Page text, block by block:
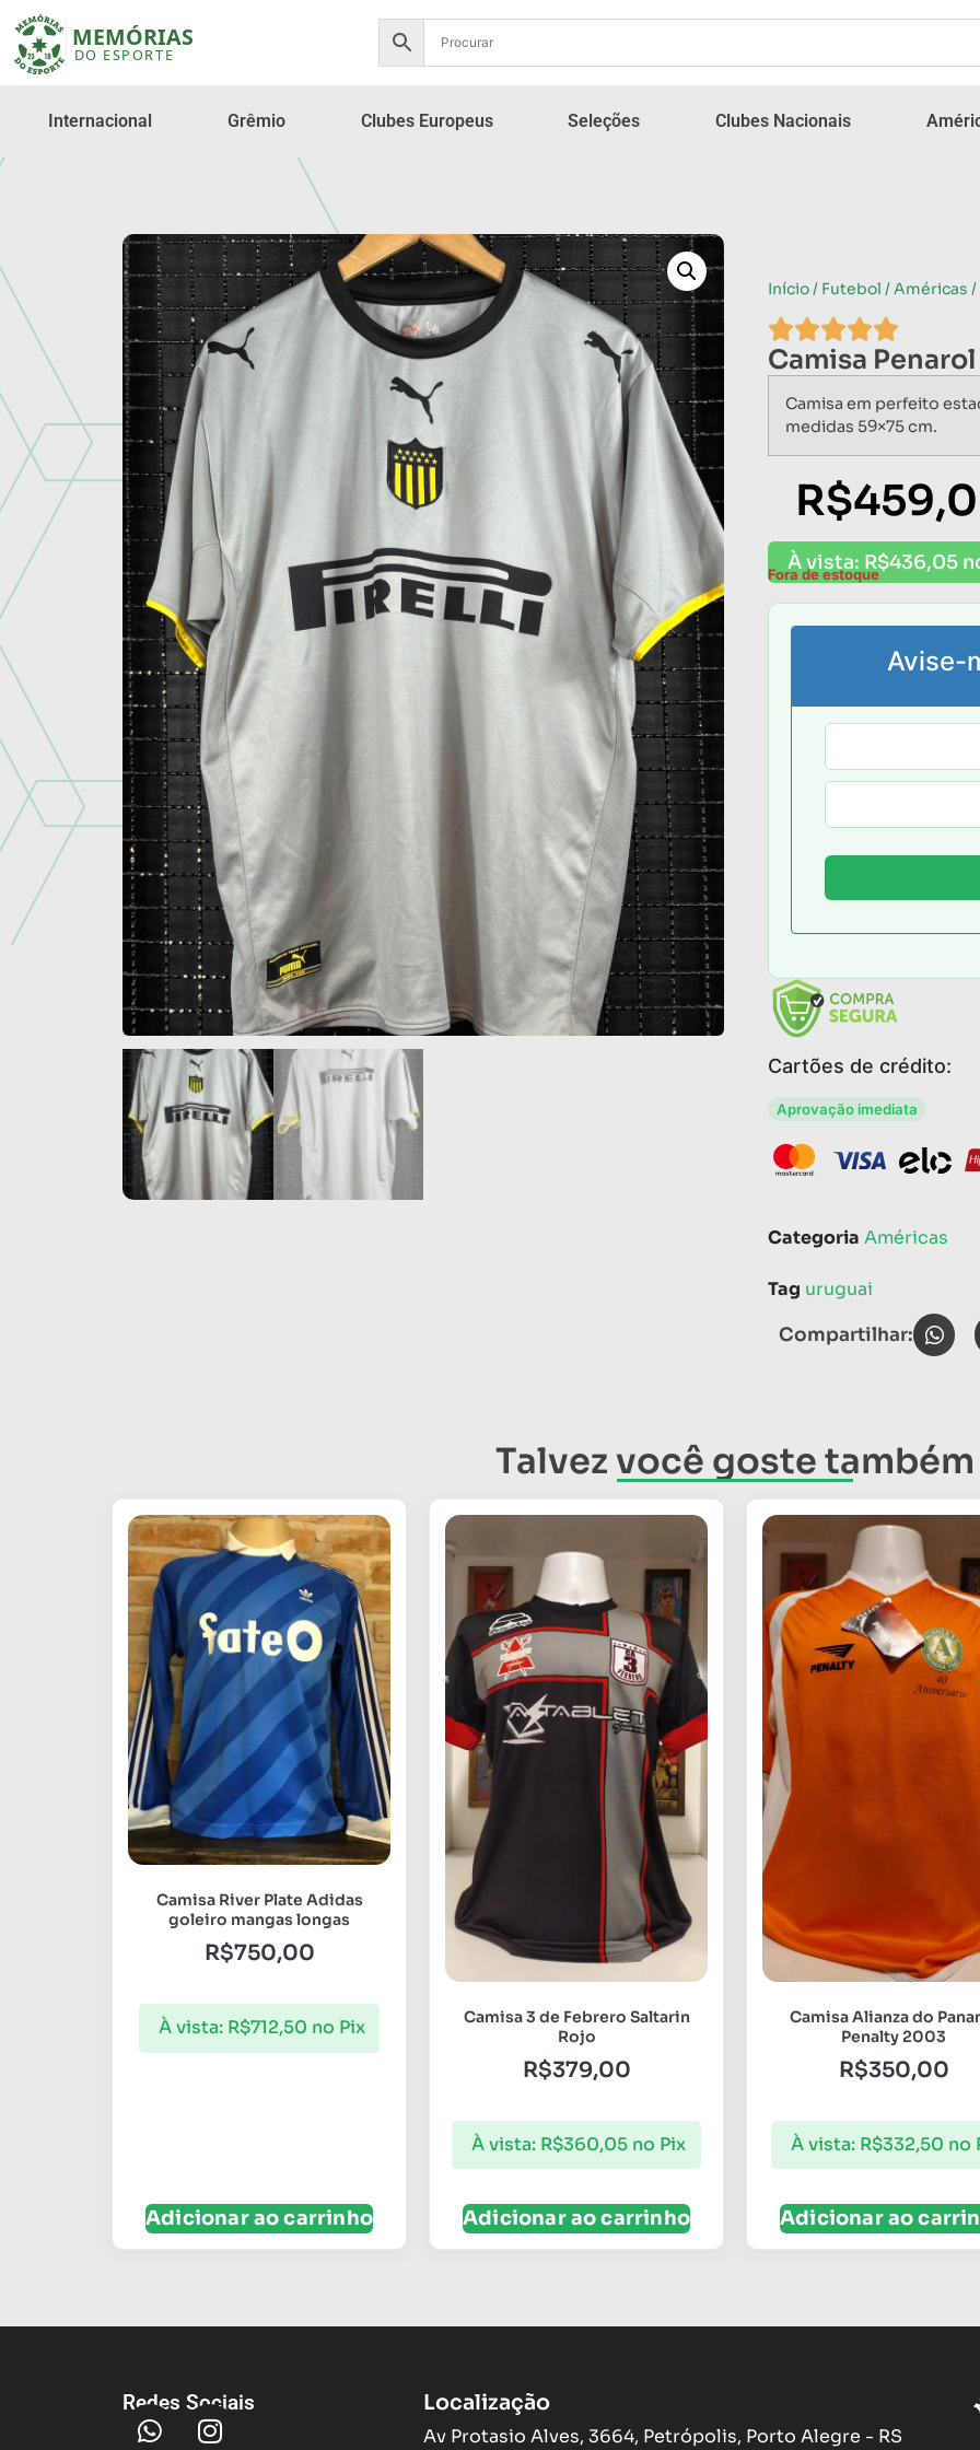
Internacional Grêmio Clubes Europeus Seleções Clubes Nacionais
Início/ Futebol /Américas /
Camisa
Camisa em perfeito
medidas 59×75 cm.
R$
À vista: R$436,05
Fora de estoque
Avise-
Cartões de crédito:
Aprovação imediata
Categoria Américas
Tag uruguai
Compartilhar:
Talvez você goste também
Camisa River Plate Adidas
goleiro mangas longas
R$750,00
À vista: R$712,50 no Pix
Adicionar ao carrinho
Camisa 3 de Febrero Saltarin
Rojo
R$379,00
À vista: R$360,05 no Pix
Adicionar ao carrinho
Camisa Alianza do
Penalty 2003
R$350,00
À vista: R$332,50 no
Adicionar ao
Redes Sociais Localização
Av Protasio Alves, 3664, Petrópolis, Porto Alegre - RS